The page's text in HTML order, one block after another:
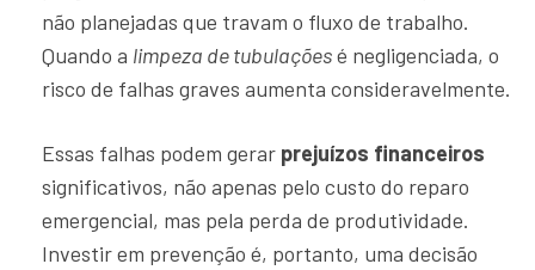
não planejadas que travam o fluxo de trabalho.
Quando a limpeza de tubulaçõesé negligenciada, o
risco de falhas graves aumenta consideravelmente.
Essas falhas podem gerar prejuízos financeiros
significativos, não apenas pelo custo do reparo
emergencial, mas pela perda de produtividade.
Investir em prevenção é, portanto, uma decisão